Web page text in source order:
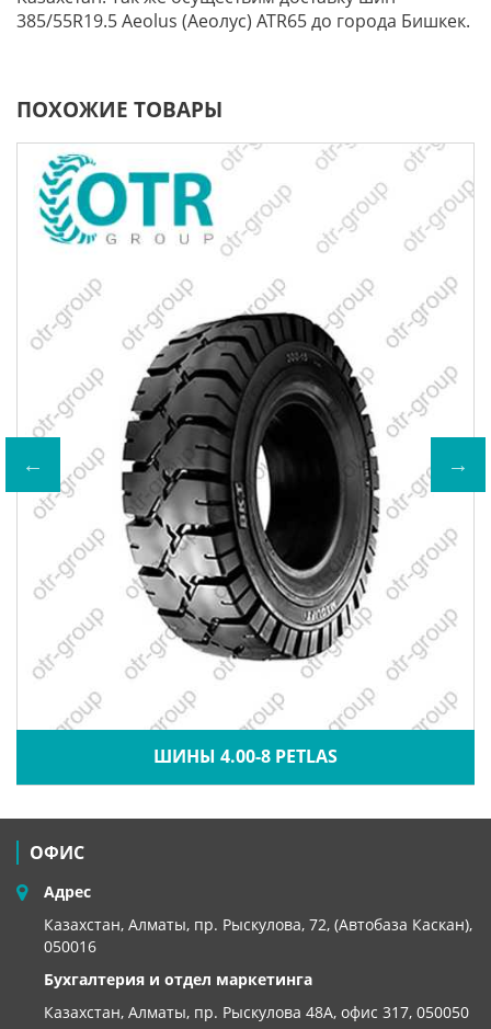
385/55R19.5 Aeolus (Аеолус) ATR65 до города Бишкек.
ПОХОЖИЕ ТОВАРЫ
ШИНЫ 4.00-8 PETLAS
ОФИС
Адрес
Казахстан, Алматы, пр. Рыскулова, 72, (Автобаза Каскан),
050016
Бухгалтерия и отдел маркетинга
Казахстан, Алматы, пр. Рыскулова 48А, офис 317, 050050